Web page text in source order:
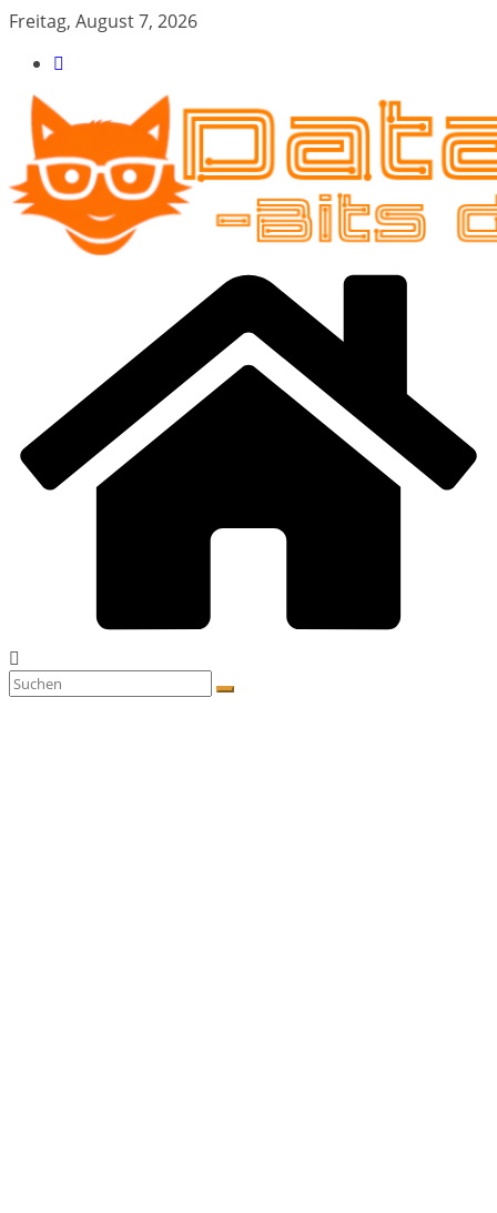
Zum
springen
Freitag, August 7, 2026